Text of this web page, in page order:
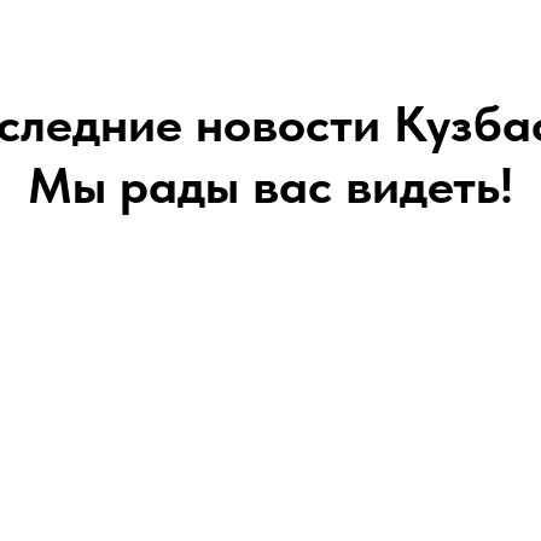
новости
Мы рады вас видеть!